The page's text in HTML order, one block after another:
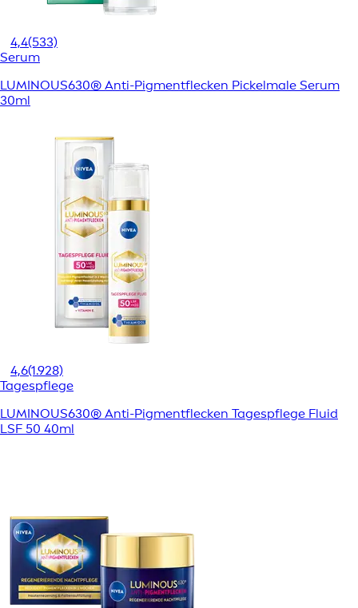
4,4(533)
Serum
LUMINOUS630® Anti-Pigmentflecken Pickelmale Serum
30ml
4,6(1.928)
Tagespflege
LUMINOUS630® Anti-Pigmentflecken Tagespflege Fluid
LSF 50 40ml